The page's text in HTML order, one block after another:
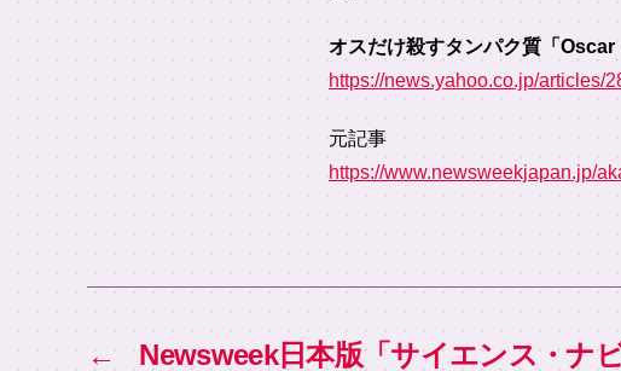
オスだけ殺すタンパク質「
https://news.yahoo.co.jp/articles/
元記事
https://www.newsweekjapan.jp/
←
Newsweek日本版「サイエンス・ナ